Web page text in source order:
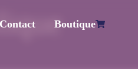
Contact Boutique